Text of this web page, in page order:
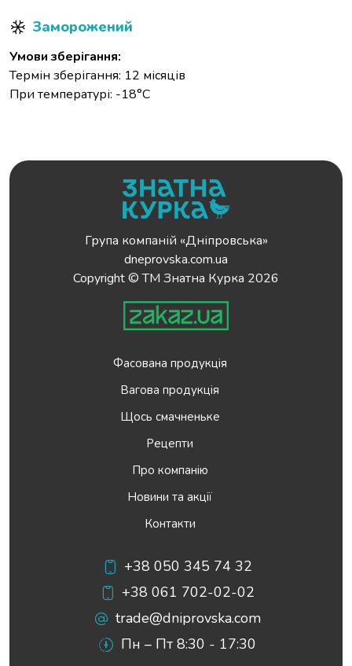
Заморожений
Умови зберігання:
Термін зберігання: 12 місяців
При температурі: -18°С
Група компаній «Дніпровська»
dneprovska.com.ua
Copyright © ТМ Знатна Курка 2026
Фасована продукція
Вагова продукція
Щось смачненьке
Рецепти
Про компанію
Новини та акції
Контакти
+38 050 345 74 32
+38 061 702-02-02
trade@dniprovska.com
Пн – Пт 8:30 - 17:30